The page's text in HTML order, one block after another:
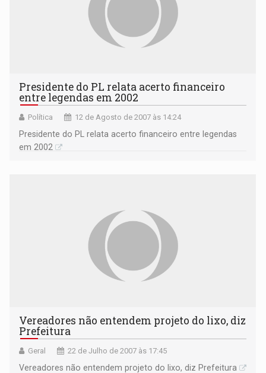
Presidente do PL relata acerto financeiro
entre legendas em 2002
Política 12 de Agosto de 2007 às 14:24
Presidente do PL relata acerto financeiro entre legendas
em 2002
Vereadores não entendem projeto do lixo, diz
Prefeitura
Geral 22 de Julho de 2007 às 17:45
Vereadores não entendem projeto do lixo, diz Prefeitura